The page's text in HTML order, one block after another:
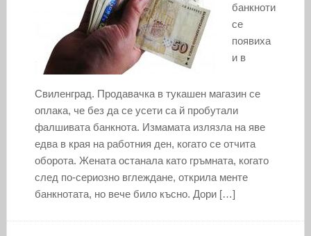
банкноти
се
появиха
и в
Свиленград. Продавачка в тукашен магазин се
оплака, че без да се усети са й пробутали
фалшивата банкнота. Измамата излязла на яве
едва в края на работния ден, когато се отчита
оборота. Жената останала като гръмната, когато
след по-сериозно вглеждане, открила менте
банкнотата, но вече било късно. Дори […]